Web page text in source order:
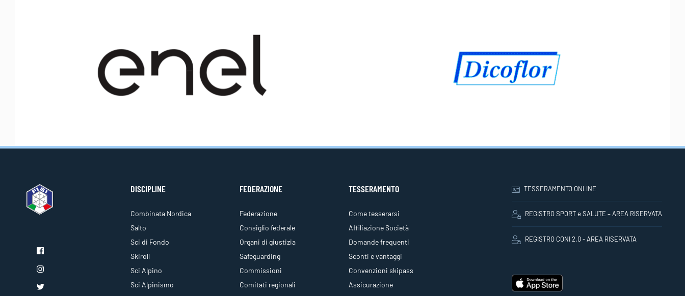
DISCIPLINE
Combinata Nordica
Salto
Sci di Fondo
Skiroll
Sci Alpino
Sci Alpinismo
FEDERAZIONE
Federazione
Consiglio federale
Organi di giustizia
Safeguarding
Commissioni
Comitati regionali
TESSERAMENTO
Come tesserarsi
Affiliazione Società
Domande frequenti
Sconti e vantaggi
Convenzioni skipass
Assicurazione
TESSERAMENTO ONLINE
REGISTRO SPORT e SALUTE – AREA RISERVATA
REGISTRO CONI 2.0 - AREA RISERVATA